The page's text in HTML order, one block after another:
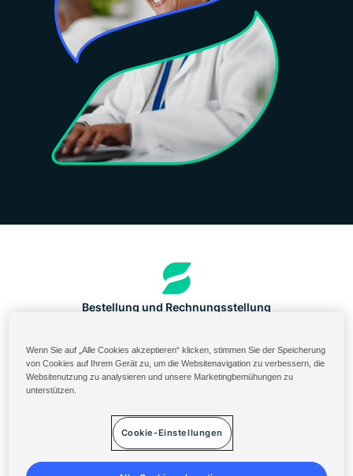
Bestellung und Rechnungsstellung
Solenis Cloud Login
Allgemeine Geschäftsbedingungen
Datenschutzerklärung
Wenn Sie auf „Alle Cookies akzeptieren“ klicken, stimmen Sie der Speicherung
von Cookies auf Ihrem Gerät zu, um die Websitenavigation zu verbessern, die
Websitenutzung zu analysieren und unsere Marketingbemühungen zu
unterstützen.
Cookie-Einstellungen